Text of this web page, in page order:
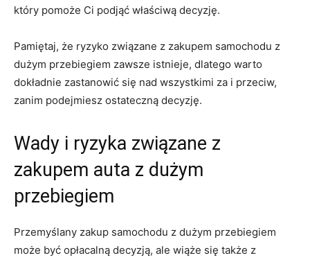
który pomoże Ci podjąć właściwą decyzję.
Pamiętaj, że ryzyko ​związane z ‌zakupem samochodu z
dużym przebiegiem zawsze istnieje, dlatego warto
⁢dokładnie zastanowić⁤ się nad ‍wszystkimi⁣ za i przeciw,
zanim podejmiesz ⁣ostateczną decyzję.
Wady i ⁤ryzyka ‍związane z
zakupem auta​ z‌ dużym
przebiegiem
Przemyślany zakup⁢ samochodu z dużym‌ przebiegiem
może być opłacalną decyzją, ale wiąże się także z⁢